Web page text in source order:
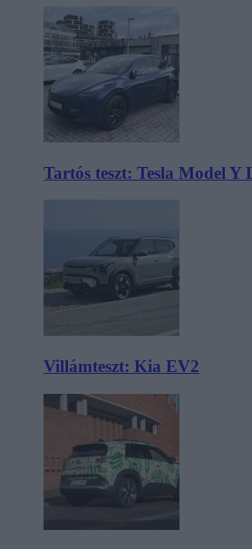
Tartós teszt: Tesla Model Y
Villámteszt: Kia EV2